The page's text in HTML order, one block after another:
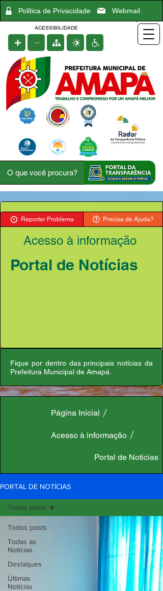
Política de Privacidade Webmail
ACESSIBILIDADE
Reportar Problema Precisa de Ajuda?
Acesso à informação
Portal de Notícias
Fique por dentro das principais notícias da
Prefeitura Municipal de Amapá.
Página Inicial
Acesso à informação
Portal de Notícias
PORTAL DE NOTÍCIAS
Todos posts
Todas as
Notícias
Destaques
Últimas
Notícias
Todos posts